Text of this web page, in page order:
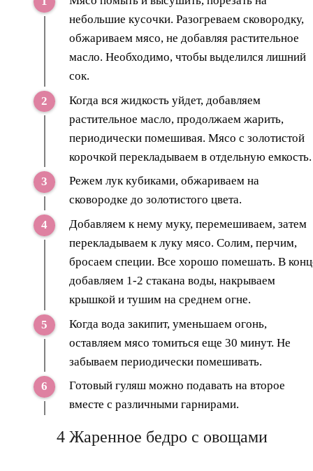
небольшие кусочки. Разогреваем сковородку,
обжариваем мясо, не добавляя растительное
масло. Необходимо, чтобы выделился лишний
сок.
Когда вся жидкость уйдет, добавляем
растительное масло, продолжаем жарить,
периодически помешивая. Мясо с золотистой
корочкой перекладываем в отдельную емкость.
Режем лук кубиками, обжариваем на
сковородке до золотистого цвета.
Добавляем к нему муку, перемешиваем, затем
перекладываем к луку мясо. Солим, перчим,
бросаем специи. Все хорошо помешать. В
добавляем 1-2 стакана воды, накрываем
крышкой и тушим на среднем огне.
Когда вода закипит, уменьшаем огонь,
оставляем мясо томиться еще 30 минут. Не
забываем периодически помешивать.
Готовый гуляш можно подавать на второе
вместе с различными гарнирами.
4 Жаренное бедро с овощами